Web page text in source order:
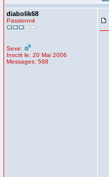
diabolik68
Passionné
Sexe:
Inscrit le: 20 Mai 2006
Messages: 588